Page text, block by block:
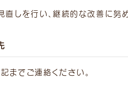
しを行い、継続的な改善に努め
までご連絡ください。